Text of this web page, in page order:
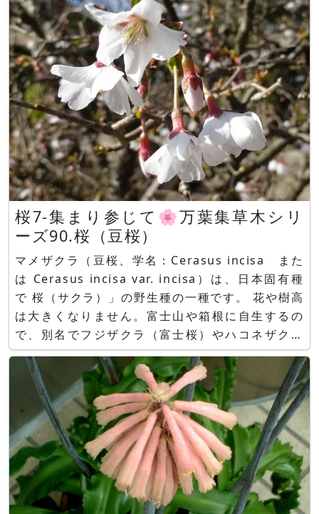
す。紫色の染料を採るのに「使われました。 万葉
集と紫
桜7-集まり参じて🌸万葉集草木シリ
ーズ90.桜（豆桜）
マメザクラ（豆桜、学名：Cerasus incisa また
は Cerasus incisa var. incisa）は、日本固有種
で 桜（サクラ）」の野生種の一種です。 花や樹高
は大きくなりません。富士山や箱根に自生するの
で、別名でフジザクラ（富士桜）やハコネザクラ
（箱根桜）とも呼ばれます。 春に、一重で白から
淡紅色の小さな五弁花を下向きに咲かせます。大き
くならず扱いやすいため盆栽として人気です。